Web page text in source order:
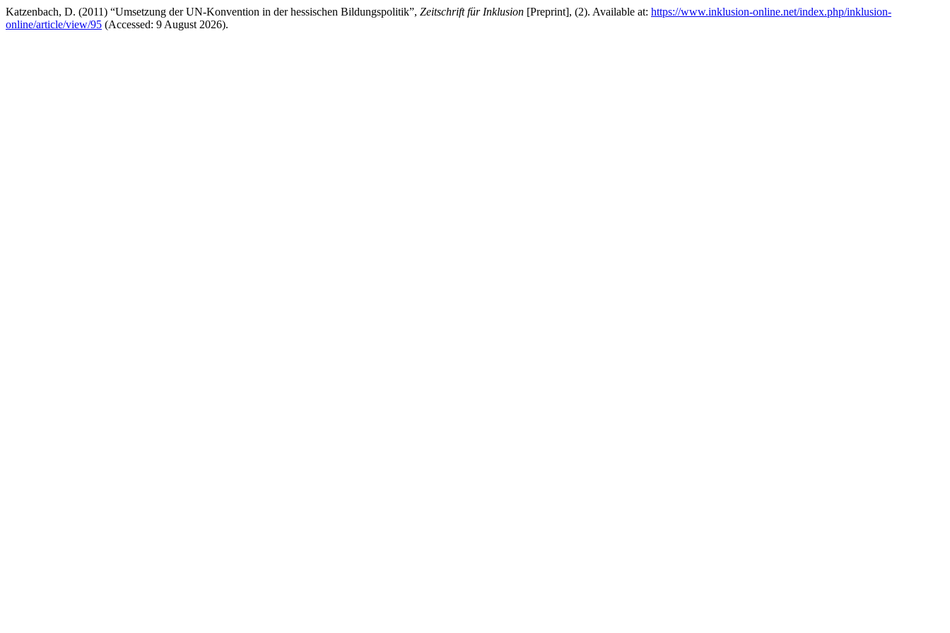
Katzenbach, D. (2011) “Umsetzung der UN-Konvention in der hessischen Bildungspolitik”, Zeitschrift für Inklusion [Preprint], (2). Available at: https://www.inklusion-online.net/index.php/inklusion-
online/article/view/95 (Accessed: 9 August 2026).